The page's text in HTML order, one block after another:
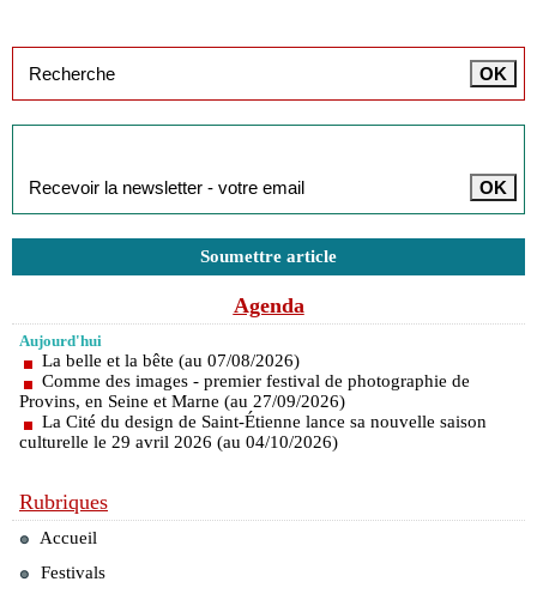
Soumettre article
Agenda
Aujourd'hui
La belle et la bête (au 07/08/2026)
Comme des images - premier festival de photographie de
Provins, en Seine et Marne (au 27/09/2026)
La Cité du design de Saint-Étienne lance sa nouvelle saison
culturelle le 29 avril 2026 (au 04/10/2026)
Rubriques
Accueil
Festivals